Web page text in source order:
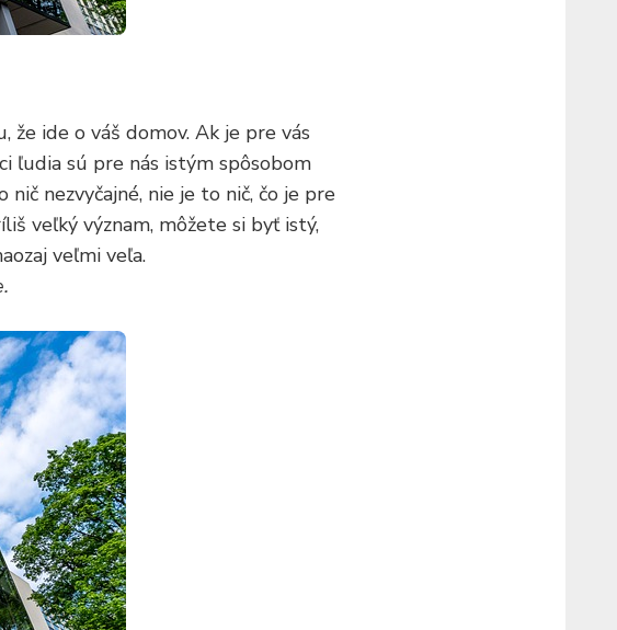
že ide o váš domov. Ak je pre vás
ľudia sú pre nás istým spôsobom
nezvyčajné, nie je to nič, čo je pre
veľký význam, môžete si byť istý,
veľmi veľa.